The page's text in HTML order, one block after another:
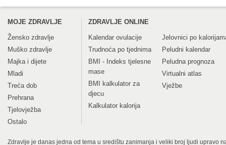
MOJE ZDRAVLJE
Žensko zdravlje
Muško zdravlje
Majka i dijete
Mladi
Treća dob
Prehrana
Tjelovježba
Ostalo
ZDRAVLJE ONLINE
Kalendar ovulacije
Trudnoća po tjednima
BMI - Indeks tjelesne
mase
BMI kalkulator za
djecu
Kalkulator kalorija
Jelovnici po
Peludni kalendar
Peludna prognoza
Virtualni atlas
Vježbe
Zdravlje je danas jedna od tema u središtu zanimanja i veliki broj ljudi upravo